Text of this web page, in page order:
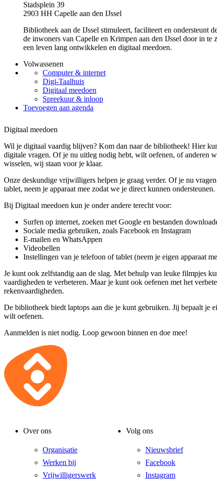
Stadsplein 39
2903 HH Capelle aan den IJssel
Bibliotheek aan de IJssel stimuleert, faciliteert en ondersteunt
de inwoners van Capelle en Krimpen aan den IJssel door in te
een leven lang ontwikkelen en digitaal meedoen.
Volwassenen
Computer & internet
Digi-Taalhuis
Digitaal meedoen
Spreekuur & inloop
Toevoegen aan agenda
Digitaal meedoen
Wil je digitaal vaardig blijven? Kom dan naar de bibliotheek! Hier
digitale vragen. Of je nu uitleg nodig hebt, wilt oefenen, of anderen
wisselen, wij staan voor je klaar.
Onze deskundige vrijwilligers helpen je graag verder. Of je nu
tablet, neem je apparaat mee zodat we je direct kunnen ondersteunen.
Bij Digitaal meedoen kun je onder andere terecht voor:
Surfen op internet, zoeken met Google en bestanden
Sociale media gebruiken, zoals Facebook en Instagram
E-mailen en WhatsAppen
Videobellen
Instellingen van je telefoon of tablet (neem je eigen apparaat
Je kunt ook zelfstandig aan de slag. Met behulp van leuke filmpjes
vaardigheden te verbeteren. Maar je kunt ook oefenen met het
rekenvaardigheden.
De bibliotheek biedt laptops aan die je kunt gebruiken. Jij bepaalt je
wilt oefenen.
Aanmelden is niet nodig. Loop gewoon binnen en doe mee!
Over ons
Organisatie
Werken bij
Vrijwilligerswerk
Volg ons
Nieuwsbrief
Facebook
Instagram